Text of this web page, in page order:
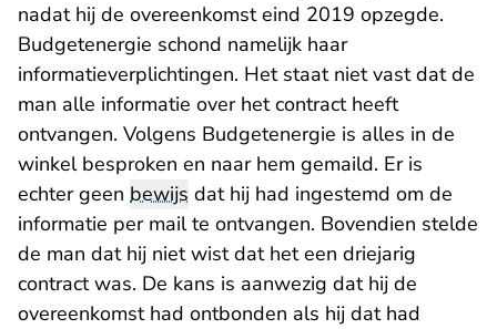
nadat hij de overeenkomst eind 2019 opzegde.
Budgetenergie schond namelijk haar
informatieverplichtingen. Het staat niet vast dat de
man alle informatie over het contract heeft
ontvangen. Volgens Budgetenergie is alles in de
winkel besproken en naar hem gemaild. Er is
echter geen bewijs dat hij had ingestemd om de
informatie per mail te ontvangen. Bovendien stelde
de man dat hij niet wist dat het een driejarig
contract was. De kans is aanwezig dat hij de
overeenkomst had ontbonden als hij dat had